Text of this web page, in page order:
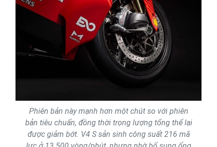
Phiên bản này mạnh hơn một chút so với phiên
bản tiêu chuẩn, đồng thời trọng lượng tổng thể lại
được giảm bớt. V4 S sản sinh công suất 216 mã